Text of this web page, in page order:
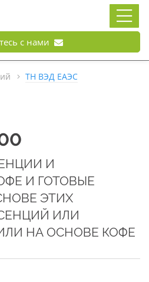
с нами
ТН ВЭД ЕАЭС
И
И ГОТОВЫЕ
ЭТИХ
ИЛИ
НА ОСНОВЕ КОФЕ